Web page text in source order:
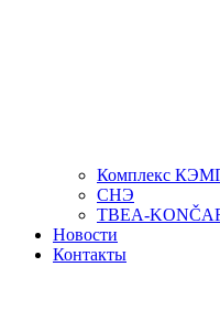
Комплекс
СНЭ
TBEA-
Новости
Контакты